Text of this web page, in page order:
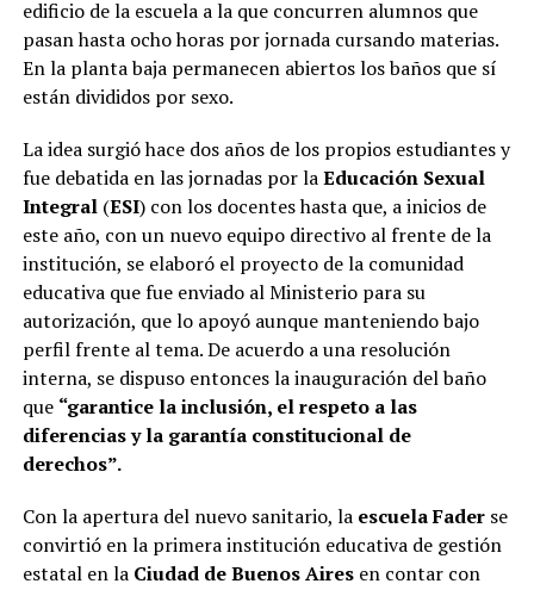
edificio de la escuela a la que concurren alumnos que
pasan hasta ocho horas por jornada cursando materias.
En la planta baja permanecen abiertos los baños que sí
están divididos por sexo.
La idea surgió hace dos años de los propios estudiantes y
fue debatida en las jornadas por laEducación Sexual
Integral(ESI) con los docentes hasta que, a inicios de
este año, con un nuevo equipo directivo al frente de la
institución, se elaboró el proyecto de la comunidad
educativa que fue enviado al Ministerio para su
autorización, que lo apoyó aunque manteniendo bajo
perfil frente al tema. De acuerdo a una resolución
interna, se dispuso entonces la inauguración del baño
que “garantice la inclusión, el respeto a las
diferencias y la garantía constitucional de
derechos”.
Con la apertura del nuevo sanitario, la escuela Faderse
convirtió en la primera institución educativa de gestión
estatal en la Ciudad de Buenos Airesen contar con